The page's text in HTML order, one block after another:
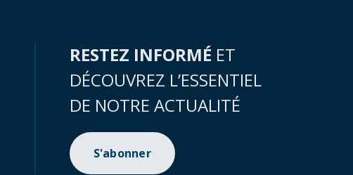
RESTEZ INFORMÉ ET
DÉCOUVREZ L’ESSENTIEL
DE NOTRE ACTUALITÉ
S'abonner